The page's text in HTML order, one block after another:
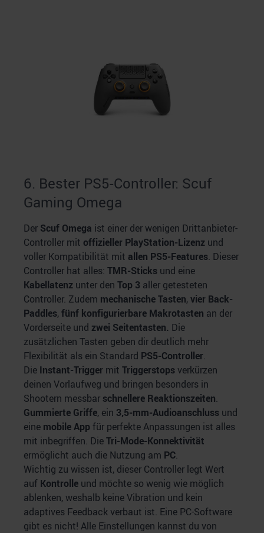
6. Bester PS5-Controller: Scuf
Gaming Omega
Der Scuf Omega ist einer der wenigen Drittanbieter-
Controller mit offizieller PlayStation-Lizenz und
voller Kompatibilität mit allen PS5-Features. Dieser
Controller hat alles: TMR-Sticks und eine
Kabellatenz unter den Top 3 aller getesteten
Controller. Zudem mechanische Tasten,vier Back-
Paddles,fünf konfigurierbare Makrotasten an der
Vorderseite und zwei Seitentasten. Die
zusätzlichen Tasten geben dir deutlich mehr
Flexibilität als ein Standard PS5-Controller.
Die Instant-Trigger mit Triggerstopsverkürzen
deinen Vorlaufweg und bringen besonders in
Shootern messbar schnellere Reaktionszeiten.
Gummierte Griffe, ein 3,5-mm-Audioanschluss und
eine mobile Appfür perfekte Anpassungen ist alles
mit inbegriffen. DieTri-Mode-Konnektivität
ermöglicht auch die Nutzung am PC.
Wichtig zu wissen ist, dieser Controller legt Wert
auf Kontrolle und möchte so wenig wie möglich
ablenken, weshalb keine Vibration und kein
adaptives Feedback verbaut ist. Eine PC-Software
gibt es nicht! Alle Einstellungen kannst du von